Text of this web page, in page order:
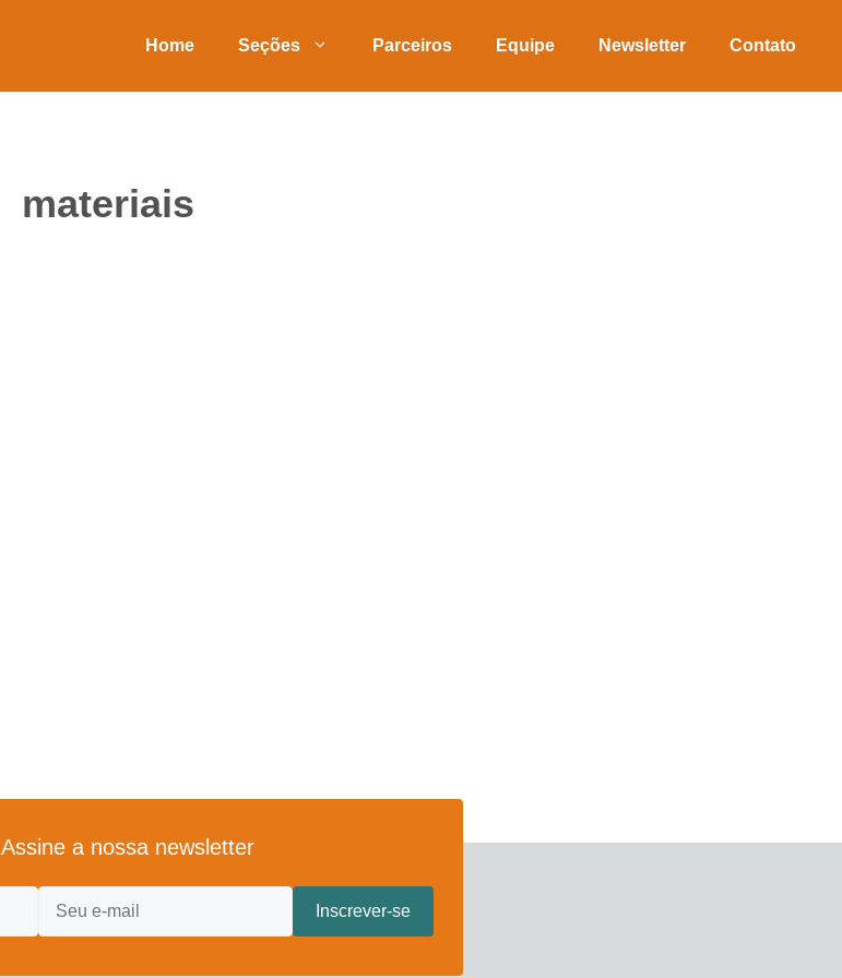
Home Seções Parceiros Equipe Newsletter Contato
materiais
Assine a nossa newsletter